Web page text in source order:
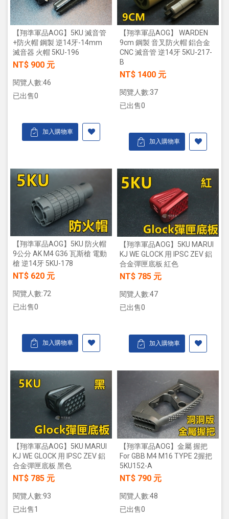
【翔準軍品AOG】5KU 滅音管
+防火帽 鋼製 逆14牙-14mm
滅音器 火帽 5KU-196
NT$ 900 元
閱覽人數:46
已出售0
加入購物車
【翔準軍品AOG】 WARDEN
9cm 鋼製 音叉防火帽 鋁合金
CNC 滅音管 逆14牙 5KU-217-
B
NT$ 1400 元
閱覽人數:37
已出售0
加入購物車
【翔準軍品AOG】5KU 防火帽
9公分 AK M4 G36 瓦斯槍 電動
槍 逆14牙 5KU-178
NT$ 620 元
閱覽人數:72
已出售0
加入購物車
【翔準軍品AOG】5KU MARUI
KJ WE GLOCK 用 IPSC ZEV 鋁
合金彈匣底板 紅色
NT$ 785 元
閱覽人數:47
已出售0
加入購物車
【翔準軍品AOG】5KU MARUI
KJ WE GLOCK 用 IPSC ZEV 鋁
合金彈匣底板 黑色
NT$ 785 元
閱覽人數:93
已出售1
【翔準軍品AOG】金屬 握把
For GBB M4 M16 TYPE 2握把
5KU152-A
NT$ 790 元
閱覽人數:48
已出售0